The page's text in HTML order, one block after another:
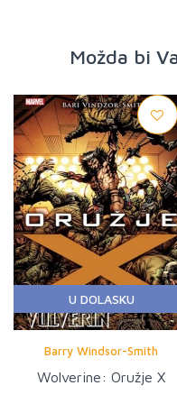
Možda bi
U DOLASKU
Barry Windsor-Smith
Wolverine: Oružje X